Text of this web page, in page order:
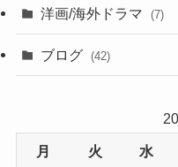
(6)
洋画/海外ドラマ (7)
ブログ (42)
月 火 水